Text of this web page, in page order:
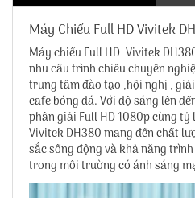
Máy Chiếu Full HD Vivitek
Máy chiếu Full HD Vivitek
nhu cầu trình chiếu chuyên
trung tâm đào tạo ,hội nghị ,
cafe bóng đá. Với độ sáng lên
phân giải Full HD 1080p cùng
Vivitek DH380 mang đến chất
sắc sống động và khả năng
trong môi trường có ánh sáng